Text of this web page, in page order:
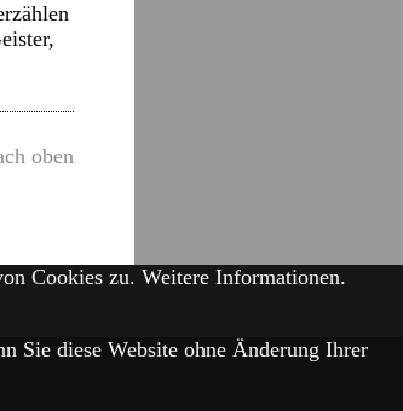
oben
Cookies zu. Weitere Informationen.
Sie diese Website ohne Änderung Ihrer